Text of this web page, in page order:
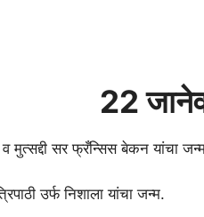
22
व मुत्सद्दी सर फ्रँन्सिस बेकन यांचा
उर्फ निशाला यांचा जन्म.